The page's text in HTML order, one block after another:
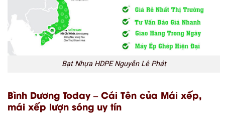
Bạt Nhựa HDPE Nguyễn Lê Phát
Bình Dương Today – Cái Tên của Mái xếp,
mái xếp lượn sóng uy tín